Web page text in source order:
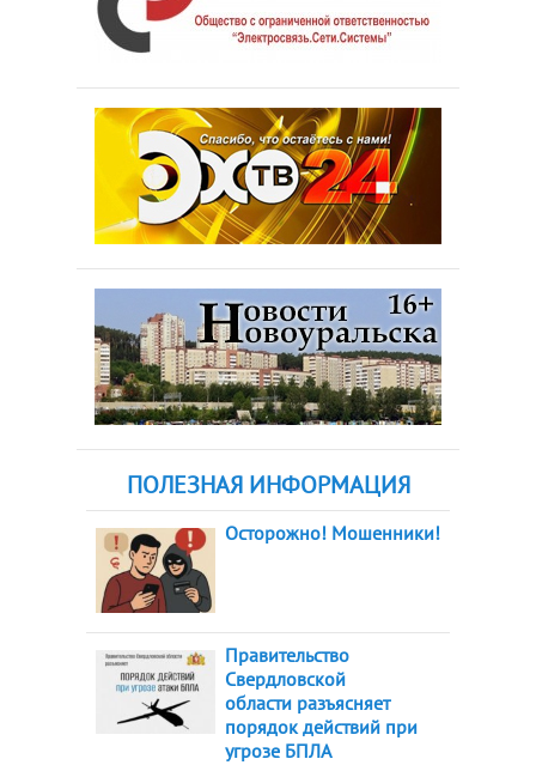
ПОЛЕЗНАЯ ИНФОРМАЦИЯ
Осторожно! Мошенники!
Правительство
Свердловской
области разъясняет
порядок действий при
угрозе БПЛА